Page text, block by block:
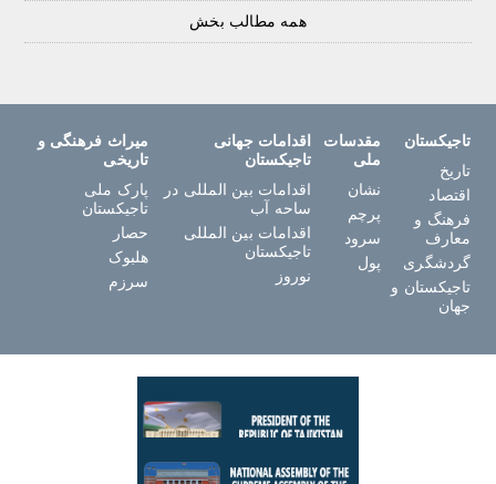
همه مطالب بخش
تاجیکستان
تاریخ
اقتصاد
فرهنگ و
معارف
گردشگری
تاجیکستان و
جهان
مقدسات
ملی
نشان
پرچم
سرود
پول
اقدامات جهانی
تاجیکستان
اقدامات بین المللی در
ساحه آب
اقدامات بین المللی
تاجیکستان
نوروز
میراث فرهنگی و
تاریخی
پارک ملی
تاجیکستان
حصار
هلبوک
سرزم